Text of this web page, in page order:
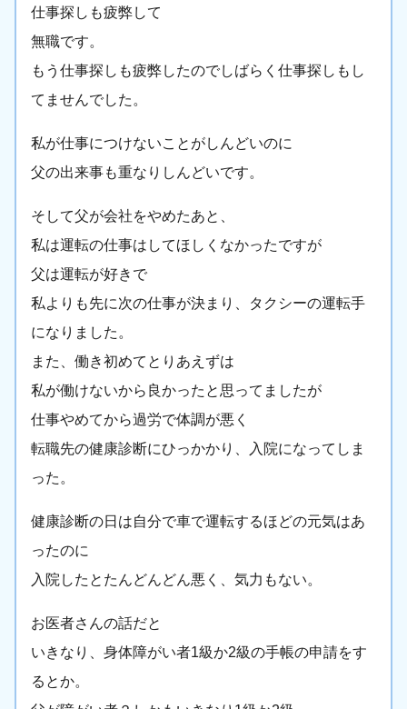
仕事探しも疲弊して
無職です。
もう仕事探しも疲弊したのでしばらく仕事探しもし
てませんでした。
私が仕事につけないことがしんどいのに
父の出来事も重なりしんどいです。
そして父が会社をやめたあと、
私は運転の仕事はしてほしくなかったですが
父は運転が好きで
私よりも先に次の仕事が決まり、タクシーの運転手
になりました。
また、働き初めてとりあえずは
私が働けないから良かったと思ってましたが
仕事やめてから過労で体調が悪く
転職先の健康診断にひっかかり、入院になってしま
った。
健康診断の日は自分で車で運転するほどの元気はあ
ったのに
入院したとたんどんどん悪く、気力もない。
お医者さんの話だと
いきなり、身体障がい者1級か2級の手帳の申請をす
るとか。